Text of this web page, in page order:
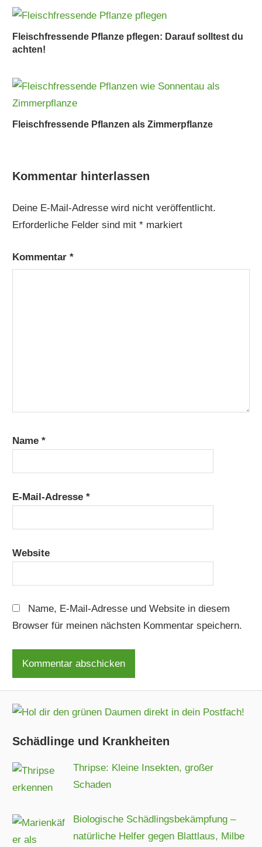
Fleischfressende Pflanze pflegen: Darauf solltest du
achten!
Fleischfressende Pflanzen als Zimmerpflanze
Kommentar hinterlassen
Deine E-Mail-Adresse wird nicht veröffentlicht.
Erforderliche Felder sind mit* markiert
Kommentar*
Name*
E-Mail-Adresse*
Website
Name, E-Mail-Adresse und Website in diesem
Browser für meinen nächsten Kommentar speichern.
Schädlinge und Krankheiten
Thripse: Kleine Insekten, großer
Schaden
Biologische Schädlingsbekämpfung –
natürliche Helfer gegen Blattlaus, Milbe